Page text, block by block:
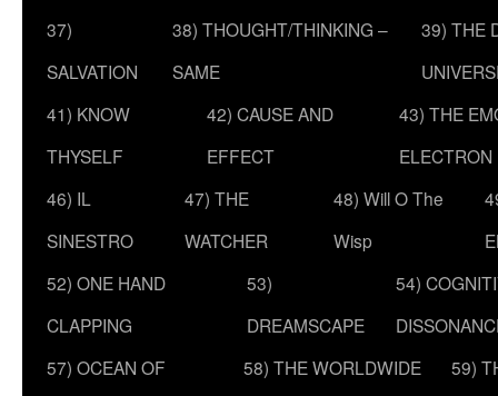
37)
SALVATION
38) THOUGHT/THINKING –
SAME
39) THE
41) KNOW
THYSELF
42) CAUSE AND
EFFECT
43) THE
ELECTRON
46) IL
SINESTRO
47) THE
WATCHER
48) Will O The
Wisp
52) ONE HAND
CLAPPING
53)
DREAMSCAPE
54)
57) OCEAN OF
58) THE WORLDWIDE
59)